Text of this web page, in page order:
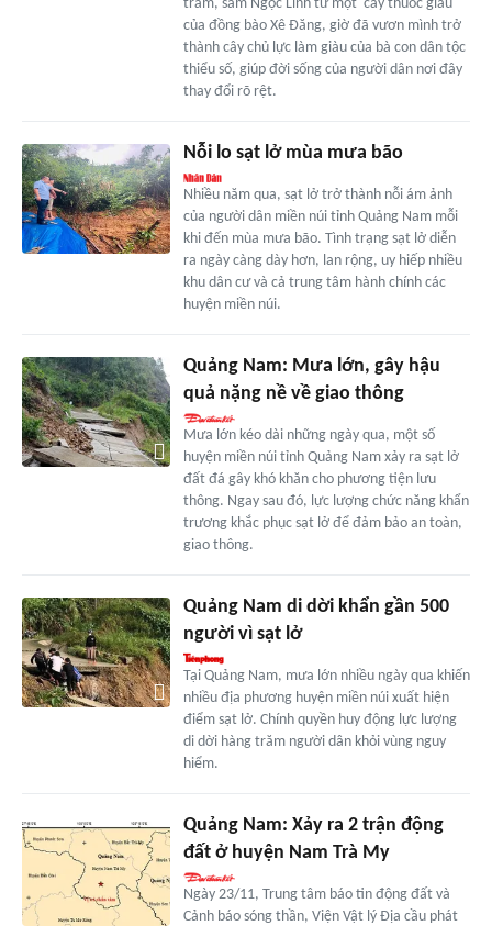
trầm, sâm Ngọc Linh từ một 'cây thuốc giấu'
của đồng bào Xê Ðăng, giờ đã vươn mình trở
thành cây chủ lực làm giàu của bà con dân tộc
thiểu số, giúp đời sống của người dân nơi đây
thay đổi rõ rệt.
Nỗi lo sạt lở mùa mưa bão
Nhiều năm qua, sạt lở trở thành nỗi ám ảnh
của người dân miền núi tỉnh Quảng Nam mỗi
khi đến mùa mưa bão. Tình trạng sạt lở diễn
ra ngày càng dày hơn, lan rộng, uy hiếp nhiều
khu dân cư và cả trung tâm hành chính các
huyện miền núi.
Quảng Nam: Mưa lớn, gây hậu
quả nặng nề về giao thông
Mưa lớn kéo dài những ngày qua, một số
huyện miền núi tỉnh Quảng Nam xảy ra sạt lở
đất đá gây khó khăn cho phương tiện lưu
thông. Ngay sau đó, lực lượng chức năng khẩn
trương khắc phục sạt lở để đảm bảo an toàn,
giao thông.
Quảng Nam di dời khẩn gần 500
người vì sạt lở
Tại Quảng Nam, mưa lớn nhiều ngày qua khiến
nhiều địa phương huyện miền núi xuất hiện
điểm sạt lở. Chính quyền huy động lực lượng
di dời hàng trăm người dân khỏi vùng nguy
hiểm.
Quảng Nam: Xảy ra 2 trận động
đất ở huyện Nam Trà My
Ngày 23/11, Trung tâm báo tin động đất và
Cảnh báo sóng thần, Viện Vật lý Địa cầu phát